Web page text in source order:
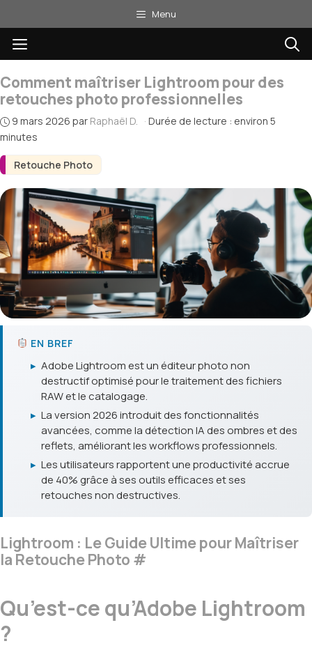
au
contenu
Menu
Menu
Retouche Photo
Comment maîtriser Lightroom pour des
retouches photo professionnelles
9 mars 2026 par Raphaël D. · Durée de lecture : environ 5
minutes
EN BREF
▸ Adobe Lightroom est un éditeur photo non
destructif optimisé pour le traitement des fichiers
RAW et le catalogage.
▸ La version 2026 introduit des fonctionnalités
avancées, comme la détection IA des ombres et des
reflets, améliorant les workflows professionnels.
▸ Les utilisateurs rapportent une productivité accrue
de 40% grâce à ses outils efficaces et ses
retouches non destructives.
Lightroom : Le Guide Ultime pour Maîtriser
la Retouche Photo #
Qu’est-ce qu’Adobe Lightroom
?